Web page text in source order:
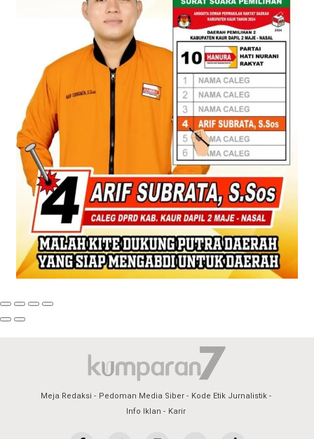
Meja Redaksi Pedoman Media Siber
Kode Etik Jurnalistik
Info Iklan
Karir